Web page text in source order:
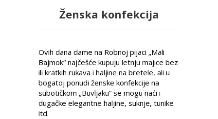
Ženska konfekcija
Ovih dana dame na Robnoj pijaci „Mali
Bajmok“ najčešće kupuju letnju majice bez
ili kratkih rukava i haljine na bretele, ali u
bogatoj ponudi ženske konfekcije na
subotičkom „Buvljaku“ se mogu naći i
dugačke elegantne haljine, suknje, tunike
itd.